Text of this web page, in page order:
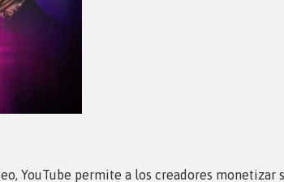
YouTube permite a los creadores monetizar